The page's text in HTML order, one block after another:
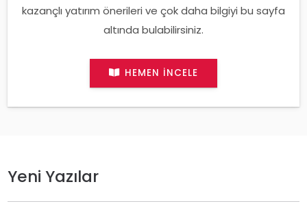
kazançlı yatırım önerileri ve çok daha bilgiyi bu sayfa
altında bulabilirsiniz.
HEMEN İNCELE
Yeni Yazılar